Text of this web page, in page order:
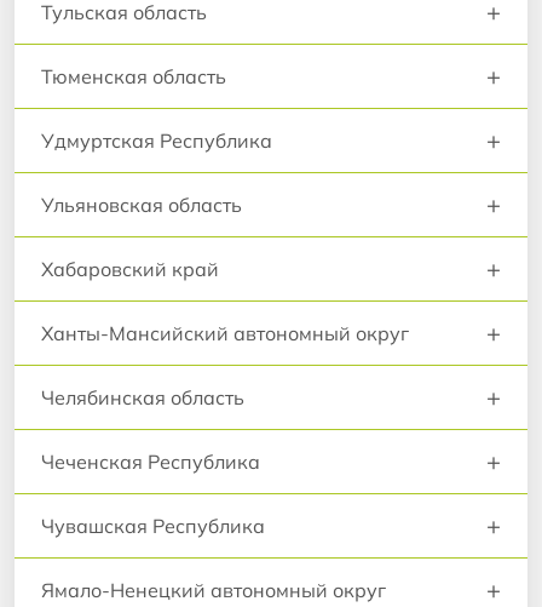
Тульская область +
Тюменская область +
Удмуртская Республика +
Ульяновская область +
Хабаровский край +
Ханты-Мансийский автономный округ +
Челябинская область +
Чеченская Республика +
Чувашская Республика +
Ямало-Ненецкий автономный округ +